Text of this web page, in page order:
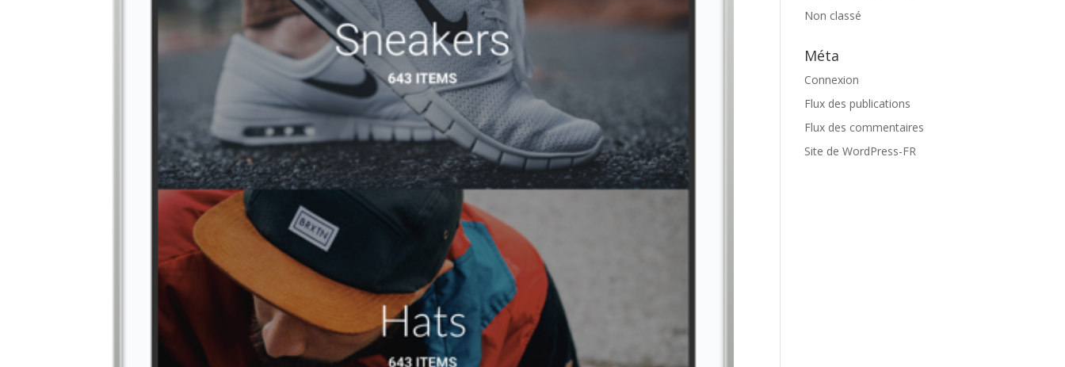
Non classé
Méta
Connexion
Flux des publications
Flux des commentaires
Site de WordPress-FR